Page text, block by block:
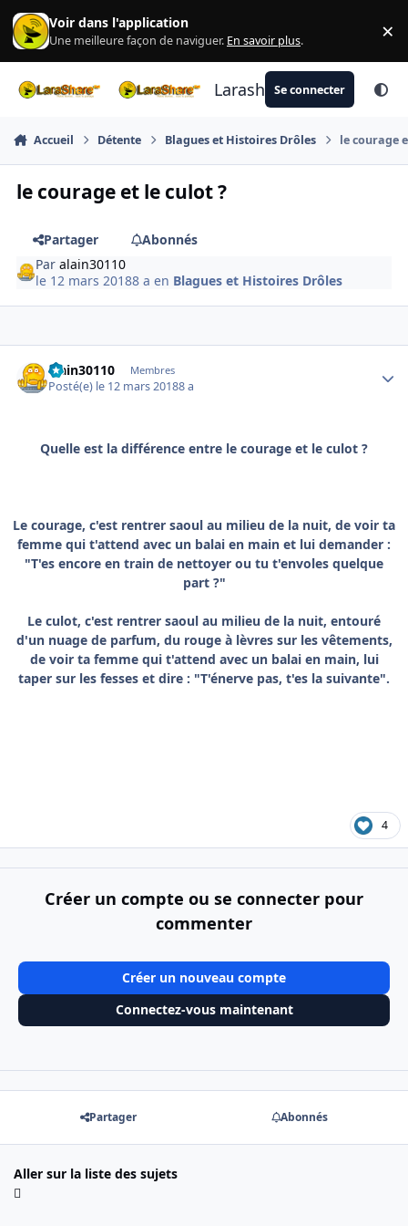
Aller au contenu
Voir dans l'application
Une meilleure façon de naviguer. En savoir plus. ×
LarashareSe connecter
Accueil Détente Blagues et Histoires Drôles le courage
le courage et le culot ?
Partager
Abonnés
Paralain30110
le 12 mars 20188 a en Blagues et Histoires Drôles
alain30110 Membres
Posté(e) le 12 mars 20188 a
Quelle est la différence entre le courage et le culot ?
Le courage, c'est rentrer saoul au milieu de la nuit, de voir ta
femme qui t'attend avec un balai en main et lui demander :
"T'es encore en train de nettoyer ou tu t'envoles quelque
part ?"
Le culot, c'est rentrer saoul au milieu de la nuit, entouré
d'un nuage de parfum, du rouge à lèvres sur les vêtements,
de voir ta femme qui t'attend avec un balai en main, lui
taper sur les fesses et dire : "T'énerve pas, t'es la suivante".
4
Créer un compte ou se connecter pour
commenter
Créer un nouveau compte
Connectez-vous maintenant
Partager Abonnés
Aller sur la liste des sujets